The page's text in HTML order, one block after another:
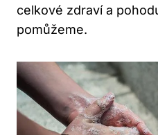
celkové zdraví a
pomůžeme.